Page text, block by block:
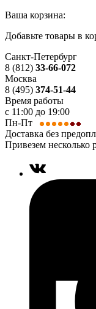
Ваша корзина:
Добавьте товары в
Санкт-Петербург
8 (812) 33-66-072
Москва
8 (495) 374-51-44
Время работы
с 11:00 до 19:00
Пн-Пт
Доставка без
Привезем